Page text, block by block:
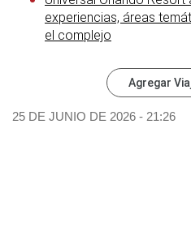
experiencias, áreas
el complejo
Agregar
25 DE JUNIO DE 2026 - 21:26